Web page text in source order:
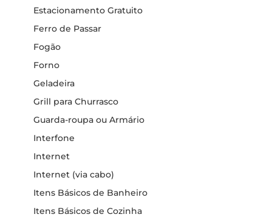
Estacionamento Gratuito
Ferro de Passar
Fogão
Forno
Geladeira
Grill para Churrasco
Guarda-roupa ou Armário
Interfone
Internet
Internet (via cabo)
Itens Básicos de Banheiro
Itens Básicos de Cozinha